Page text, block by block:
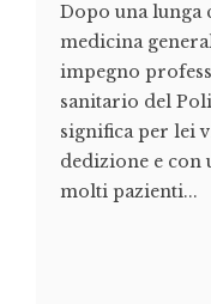
Dopo una lunga
medicina
impegno
sanitario del
significa per lei
dedizione e con
molti pazienti...